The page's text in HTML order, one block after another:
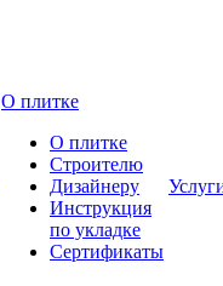
О плитке
О плитке
Строителю
Дизайнеру
Инструкция
по укладке
Сертификаты